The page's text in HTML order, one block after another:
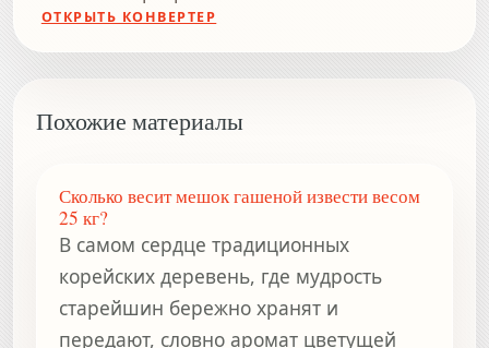
ОТКРЫТЬ КОНВЕРТЕР
Похожие материалы
Сколько весит мешок гашеной извести весом
25 кг?
В самом сердце традиционных
корейских деревень, где мудрость
старейшин бережно хранят и
передают, словно аромат цветущей